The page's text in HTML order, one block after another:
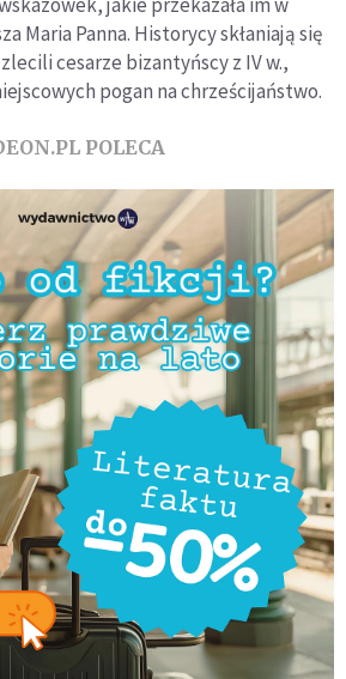
Maria Panna. Historycy skłaniają się
cesarze bizantyńscy z IV w.,
pogan na chrześcijaństwo.
POLECA